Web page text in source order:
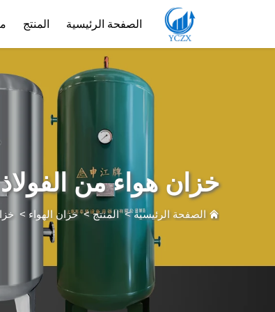
الصفحة الرئيسية المنتج
خزان هواء من الفولاذ
الصفحة الرئيسية>المنتج>خزان الهواء >